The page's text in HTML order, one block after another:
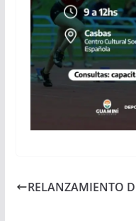
RELANZAMIENTO